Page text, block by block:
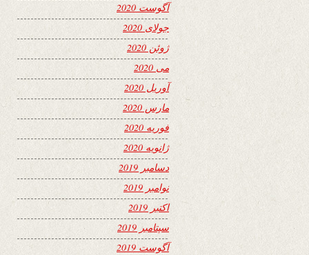
آگوست 2020
جولای 2020
ژوئن 2020
می 2020
آوریل 2020
مارس 2020
فوریه 2020
ژانویه 2020
دسامبر 2019
نوامبر 2019
اکتبر 2019
سپتامبر 2019
آگوست 2019